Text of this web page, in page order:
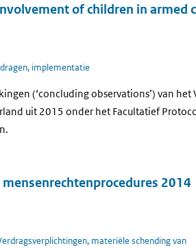
of children in armed
implementatie
(‘concluding observations’) van
uit 2015 onder het Facultatief
2014
materiële schending van